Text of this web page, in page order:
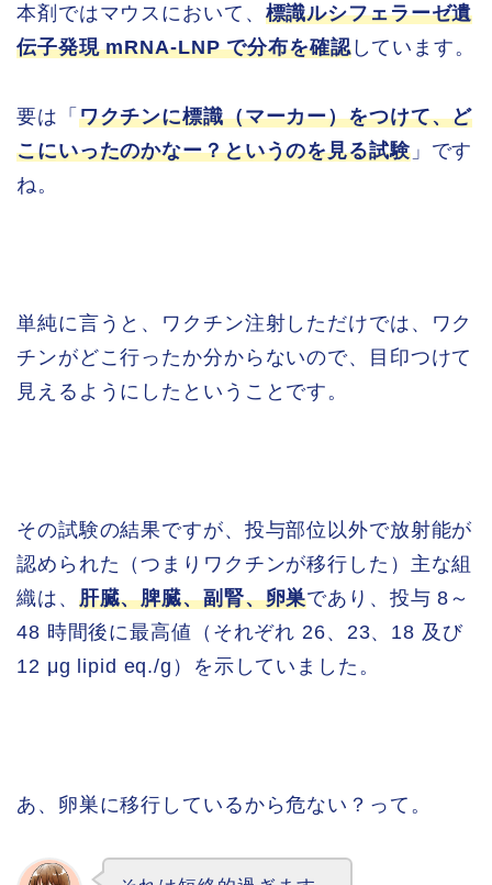
本剤ではマウスにおいて、 標識ルシフェラーゼ遺
伝子発現 mRNA-LNP で分布を確認しています。
要は「 ワクチンに標識（マーカー）をつけて、ど
こにいったのかなー？というのを見る試験」です
ね。
単純に言うと、ワクチン注射しただけでは、ワク
チンがどこ行ったか分からないので、目印つけて
見えるようにしたということです。
その試験の結果ですが、投与部位以外で放射能が
認められた（つまりワクチンが移行した）主な組
織は、 肝臓、脾臓、副腎、卵巣であり、投与 8～
48 時間後に最高値（それぞれ 26、23、18 及び
12 μg lipid eq./g）を示していました。
あ、卵巣に移行しているから危ない？って。